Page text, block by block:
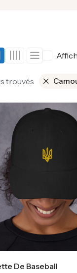
trouvés
De Baseball